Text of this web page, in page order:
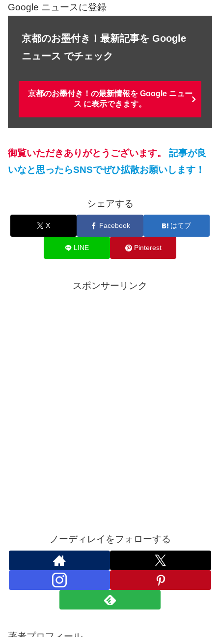
Google ニュースに登録
京都のお墨付き！最新記事を Google
ニュース でチェック
京都のお墨付き！の最新情報を Google ニュー
ス に表示できます。
御覧いただきありがとうございます。
記事が良
いなと思ったらSNSでぜひ拡散お願いします！
シェアする
X Facebook はてブ
LINE Pinterest
スポンサーリンク
ノーディレイをフォローする